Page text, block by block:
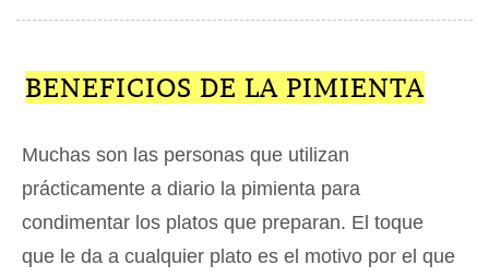
BENEFICIOS DE LA PIMIENTA
Muchas son las personas que utilizan
prácticamente a diario la pimienta para
condimentar los platos que preparan. El toque
que le da a cualquier plato es el motivo por el que